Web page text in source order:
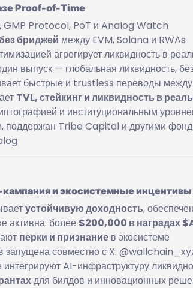
Proof-of-Time
GMP Protocol, PoT и Analog Watch
бриджей между EVM, Solana и RWAs
агрегирует ликвидность в
выпуск — глобальная ликвидность,
быстрые и trustless переводы
TVL, стейкинг и ликвидность в
и институциональным
поддержан Tribe Capital и другими
и экосистемные инцентивы
устойчивую доходность,
активна: более $200,000 в наградах
перки и признание в экосистеме
запущена совместно с X:
интегрируют AI-инфраструктуру
для билдов и инновационных